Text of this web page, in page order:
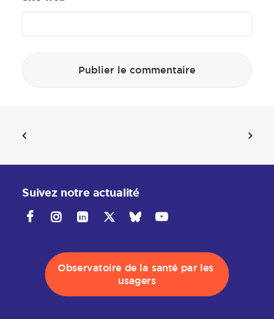
Suivez notre actualité
Observatoire de la santé par les
usagers